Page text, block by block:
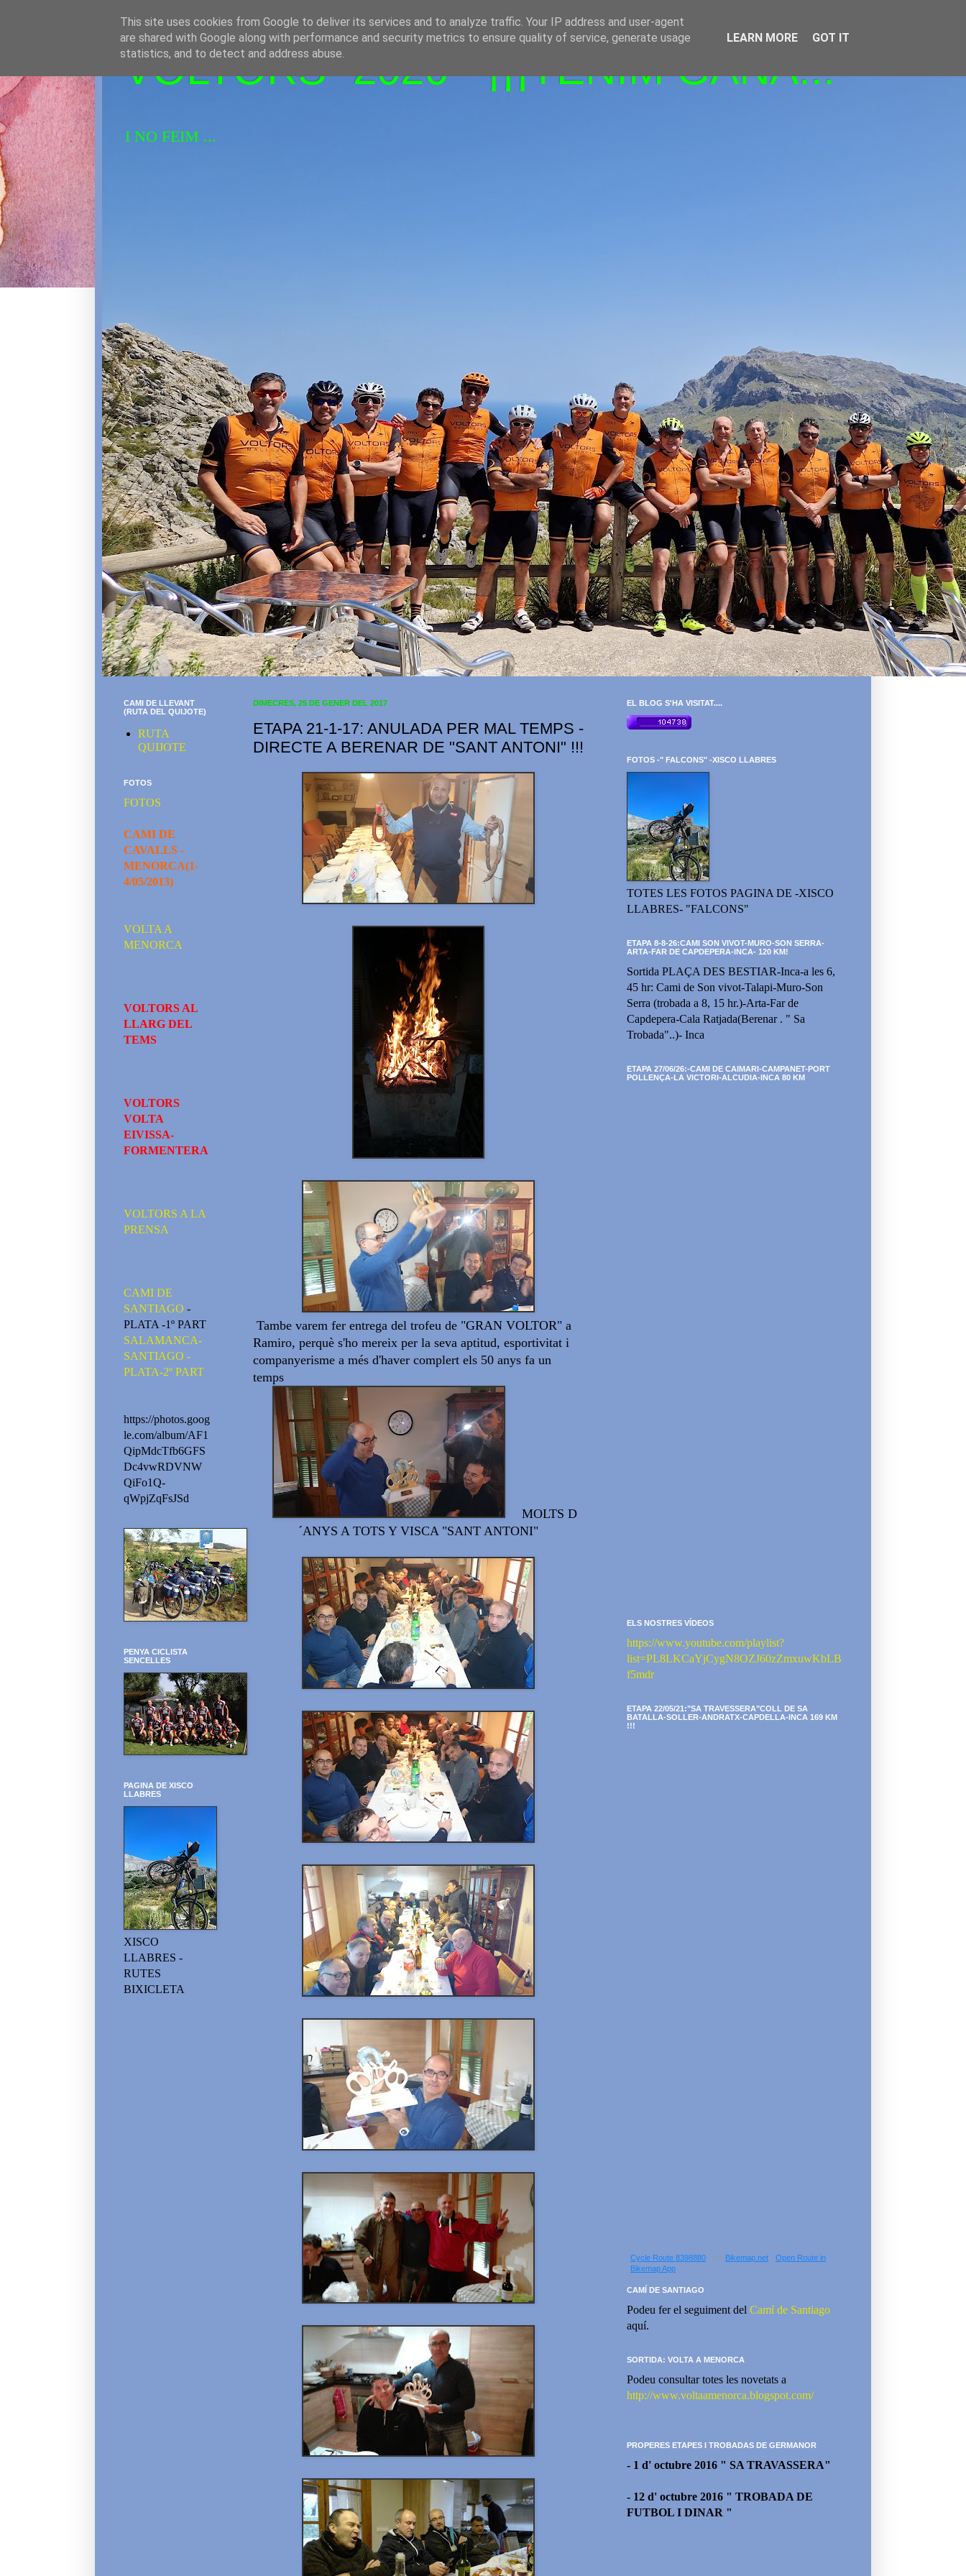
VOLTORS -2026 - ¡¡¡TENIM GANA!!!
I NO FEIM ...
DIMECRES, 25 DE GENER DEL 2017
ETAPA 21-1-17: ANULADA PER MAL TEMPS -
DIRECTE A BERENAR DE "SANT ANTONI" !!!
Tambe varem fer entrega del trofeu de "GRAN VOLTOR" a
Ramiro, perquè s'ho mereix per la seva aptitud, esportivitat i
companyerisme a més d'haver complert els 50 anys fa un
temps
MOLTS D
´ANYS A TOTS Y VISCA "SANT ANTONI"
CAMI DE LLEVANT
(RUTA DEL QUIJOTE)
RUTA
QUIJOTE
FOTOS
FOTOS
CAMI DE
CAVALLS -
MENORCA(1-
4/05/2013)
VOLTA A
MENORCA
VOLTORS AL
LLARG DEL
TEMS
VOLTORS
VOLTA
EIVISSA-
FORMENTERA
VOLTORS A LA
PRENSA
CAMI DE
SANTIAGO -
PLATA -1º PART
SALAMANCA-
SANTIAGO -
PLATA-2º PART
https://photos.goog
le.com/album/AF1
QipMdcTfb6GFS
Dc4vwRDVNW
QiFo1Q-
qWpjZqFsJSd
PENYA CICLISTA
SENCELLES
PAGINA DE XISCO
LLABRES
XISCO
LLABRES -
RUTES
BIXICLETA
EL BLOG S'HA VISITAT....
FOTOS -" FALCONS" -XISCO LLABRES
TOTES LES FOTOS PAGINA DE -XISCO
LLABRES- "FALCONS"
ETAPA 8-8-26:CAMI SON VIVOT-MURO-SON SERRA-
ARTA-FAR DE CAPDEPERA-INCA- 120 KM!
Sortida PLAÇA DES BESTIAR-Inca-a les 6,
45 hr: Cami de Son vivot-Talapi-Muro-Son
Serra (trobada a 8, 15 hr.)-Arta-Far de
Capdepera-Cala Ratjada(Berenar . " Sa
Trobada"..)- Inca
ETAPA 27/06/26:-CAMI DE CAIMARI-CAMPANET-PORT
POLLENÇA-LA VICTORI-ALCUDIA-INCA 80 KM
ELS NOSTRES VÍDEOS
https://www.youtube.com/playlist?
list=PL8LKCaYjCygN8OZJ60zZmxuwKbLB
f5mdr
ETAPA 22/05/21:"SA TRAVESSERA"COLL DE SA
BATALLA-SOLLER-ANDRATX-CAPDELLA-INCA 169 KM
!!!
Cycle Route 8398880 - via Bikemap.net - Open Route in
Bikemap App
CAMÍ DE SANTIAGO
Podeu fer el seguiment del Camí de Santiago
aquí.
SORTIDA: VOLTA A MENORCA
Podeu consultar totes les novetats a
http://www.voltaamenorca.blogspot.com/
PROPERES ETAPES I TROBADAS DE GERMANOR
- 1 d' octubre 2016 " SA TRAVASSERA"
- 12 d' octubre 2016 " TROBADA DE
FUTBOL I DINAR "
This site uses cookies from Google to deliver its services and to analyze traffic. Your IP address and user-agent
are shared with Google along with performance and security metrics to ensure quality of service, generate usage
statistics, and to detect and address abuse.
LEARN MORE GOT IT